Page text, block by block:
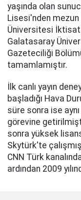
yaşında olan
Lisesi'nden
Üniversitesi İktisat
Galatasaray
Gazeteciliği
tamamlamıştır.
İlk canlı yayın
başladığı Hava
süre sonra ise
görevine
sonra yüksek
Skytürk'te
CNN Türk
ardından 2009